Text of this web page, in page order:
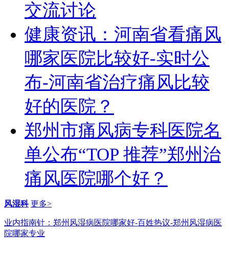
交流讨论
健康资讯：河南省看痛风
哪家医院比较好-实时公
布-河南省治疗痛风比较
好的医院？
郑州市痛风病专科医院名
单公布“TOP 推荐”郑州治
痛风医院哪个好？
风湿科 更多>
业内指南针：郑州风湿病医院哪家好-百姓热议-郑州风湿病医
院哪家专业